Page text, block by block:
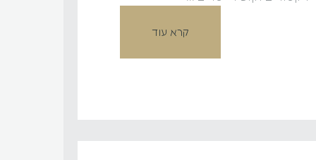
קרא עוד